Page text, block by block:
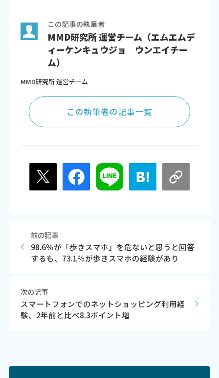
この記事の執筆者
MMD研究所 運営チーム（エムエムデ
ィーケンキュウジョ ウンエイチー
ム）
MMD研究所 運営チーム
この執筆者の記事一覧
前の記事
98.6％が「歩きスマホ」を危ないと思うと回答
するも、73.1％が歩きスマホの経験があり
次の記事
スマートフォンでのネットショッピング利用経
験、2年前と比べ8.3ポイント増